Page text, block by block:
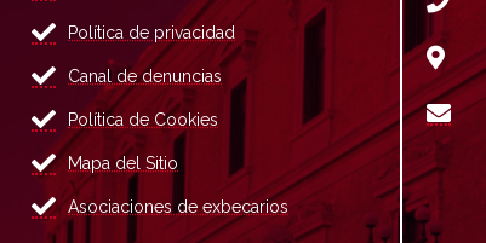
Política de privacidad
Canal de denuncias
Política de Cookies
Mapa del Sitio
Asociaciones de exbecarios